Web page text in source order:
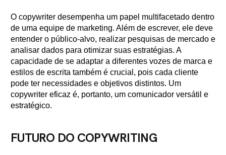
O copywriter desempenha um papel multifacetado dentro
de uma equipe de marketing. Além de escrever, ele deve
entender o público-alvo, realizar pesquisas de mercado e
analisar dados para otimizar suas estratégias. A
capacidade de se adaptar a diferentes vozes de marca e
estilos de escrita também é crucial, pois cada cliente
pode ter necessidades e objetivos distintos. Um
copywriter eficaz é, portanto, um comunicador versátil e
estratégico.
FUTURO DO COPYWRITING